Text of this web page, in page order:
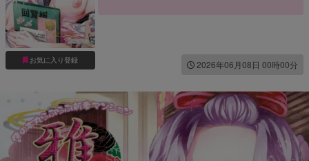
お気に入り登録 2026年06月08日 00時00分